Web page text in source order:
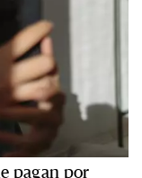
pagan por